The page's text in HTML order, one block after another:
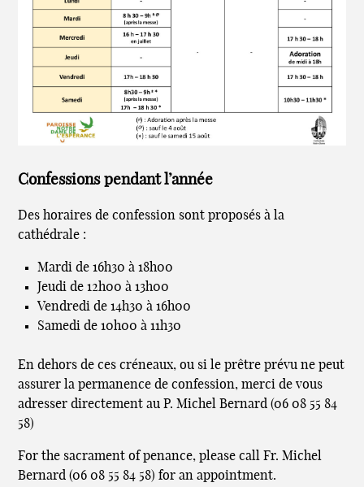
Confessions pendant l’année
Des horaires de confession sont proposés à la
cathédrale :
Mardi de 16h30 à 18h00
Jeudi de 12h00 à 13h00
Vendredi de 14h30 à 16h00
Samedi de 10h00 à 11h30
En dehors de ces créneaux, ou si le prêtre prévu ne peut
assurer la permanence de confession, merci de vous
adresser directement au P. Michel Bernard (06 08 55 84
58)
For the sacrament of penance, please call Fr. Michel
Bernard (06 08 55 84 58) for an appointment.